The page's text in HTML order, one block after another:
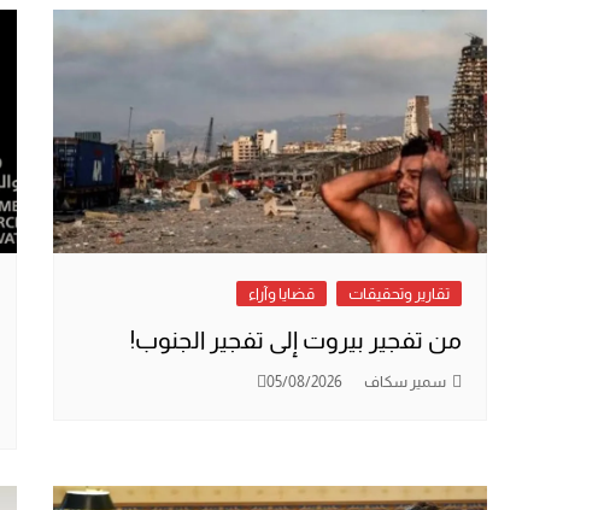
تقارير وتحقيقات قضايا وآراء
من تفجير بيروت إلى تفجير الجنوب!
سمير سكاف 05/08/2026